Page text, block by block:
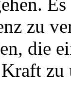
zu
die